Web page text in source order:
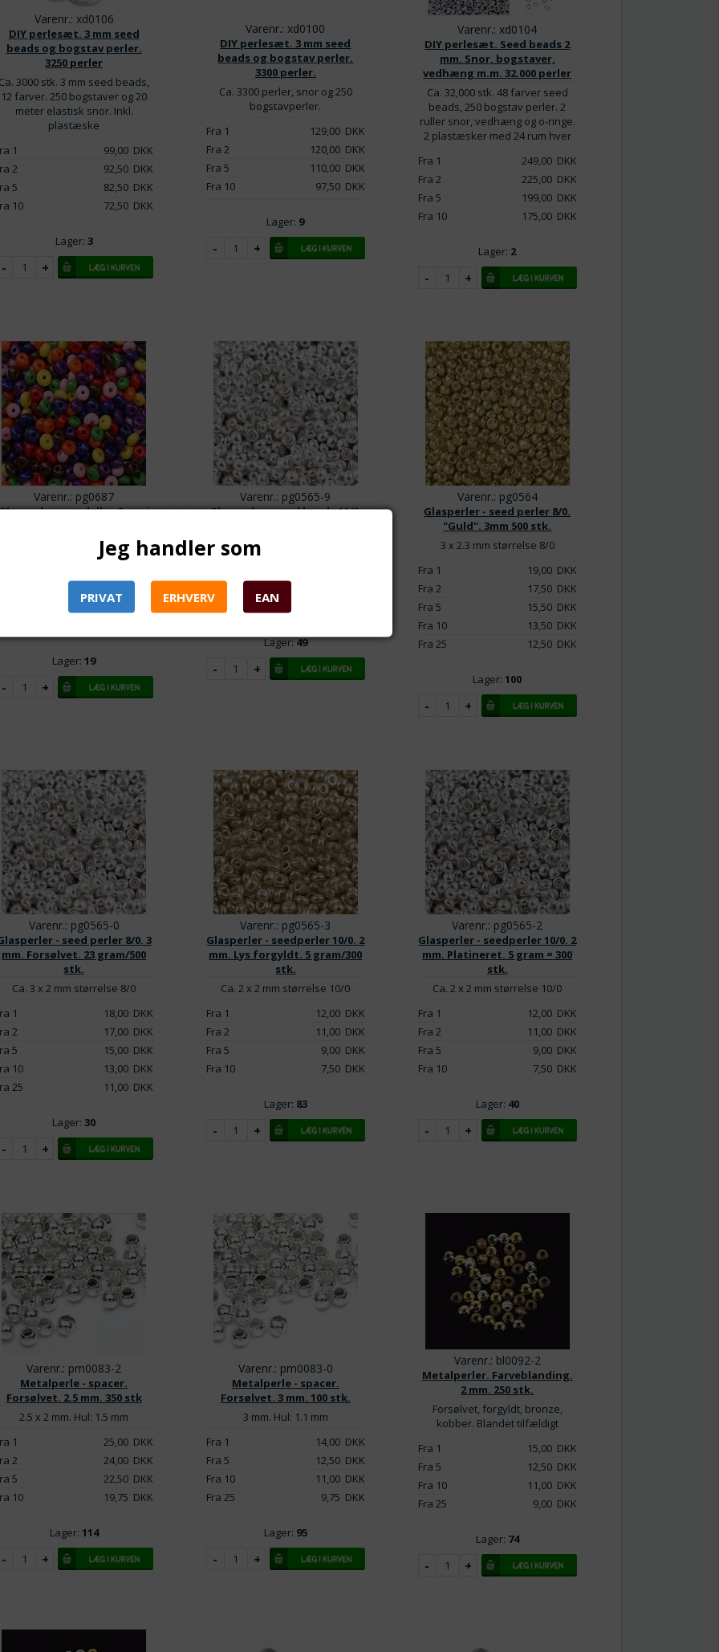
Varenr.: xd0106
DIY perlesæt. 3 mm seed
beads og bogstav perler.
3250 perler
Ca. 3000 stk. 3 mm seed beads,
12 farver. 250 bogstaver og 20
meter elastisk snor. Inkl.
plastæske
1
99,00 DKK
2
92,50 DKK
5
82,50 DKK
10
72,50 DKK
Lager: 3
Varenr.: xd0100
DIY perlesæt. 3 mm seed
beads og bogstav perler.
3300 perler.
Ca. 3300 perler, snor og 250
bogstavperler.
Fra 1
129,00DKK
Fra 2
120,00DKK
Fra 5
110,00DKK
Fra 10
97,50DKK
Lager: 9
Varenr.: xd0104
DIY perlesæt. Seed beads 2
mm. Snor, bogstaver,
vedhæng m.m. 32.000 perler
Ca. 32,000 stk. 48 farver seed
beads, 250 bogstav perler. 2
ruller snor, vedhæng og o-ringe.
2 plastæsker med 24 rum hver
Fra 1
249,00DKK
Fra 2
225,00DKK
Fra 5
199,00DKK
Fra 10
175,00DKK
Lager: 2
Varenr.: pg0687
- rondeller 6 mm i
Ca. 60 stk. i porcelæns look.
DKK
Lager:19
Varenr.: pg0565-9
Glasperler - seed beads 10/0.
Ca. 2 x 2 mm størrelse 10/0
Fra 10
Lager:49
Varenr.: pg0564
Glasperler - seed perler 8/0.
"Guld". 3mm 500 stk.
3 x 2.3 mm størrelse 8/0
Fra 1
19,00DKK
Fra 2
17,50DKK
Fra 5
15,50DKK
Fra 10
13,50DKK
Fra 25
12,50DKK
Lager:100
Varenr.: pg0565-0
- seed perler 8/0. 3
mm. Forsølvet. 23 gram/500
stk.
Ca. 3 x 2 mm størrelse 8/0
1
18,00 DKK
2
17,00 DKK
5
15,00 DKK
10
13,00 DKK
25
11,00 DKK
Lager:30
Varenr.: pg0565-3
Glasperler - seedperler 10/0. 2
mm. Lys forgyldt. 5 gram/300
stk.
Ca. 2 x 2 mm størrelse 10/0
Fra 1
12,00DKK
Fra 2
11,00DKK
Fra 5
9,00DKK
Fra 10
7,50DKK
Lager: 83
Varenr.: pg0565-2
Glasperler - seedperler 10/0. 2
mm. Platineret. 5 gram = 300
stk.
Ca. 2 x 2 mm størrelse 10/0
Fra 1
12,00DKK
Fra 2
11,00DKK
Fra 5
9,00DKK
Fra 10
7,50DKK
Lager: 40
Varenr.: pm0083-2
Metalperle - spacer.
Forsølvet. 2.5 mm. 350 stk
2.5 x 2 mm. Hul: 1.5 mm
1
25,00 DKK
2
24,00 DKK
5
22,50 DKK
10
19,75 DKK
Lager: 114
Varenr.: pm0083-0
Metalperle - spacer.
Forsølvet. 3 mm. 100 stk.
3 mm. Hul: 1.1 mm
Fra 1
14,00DKK
Fra 5
12,50DKK
Fra 10
11,00DKK
Fra 25
9,75 DKK
Lager: 95
Varenr.: bl0092-2
Metalperler. Farveblanding.
2 mm. 250 stk.
Forsølvet, forgyldt, bronze,
kobber. Blandet tilfældigt
Fra 1
15,00DKK
Fra 5
12,50DKK
Fra 10
11,00DKK
Fra 25
9,00DKK
Lager: 74
Jeg handler som
PRIVAT ERHVERV EAN